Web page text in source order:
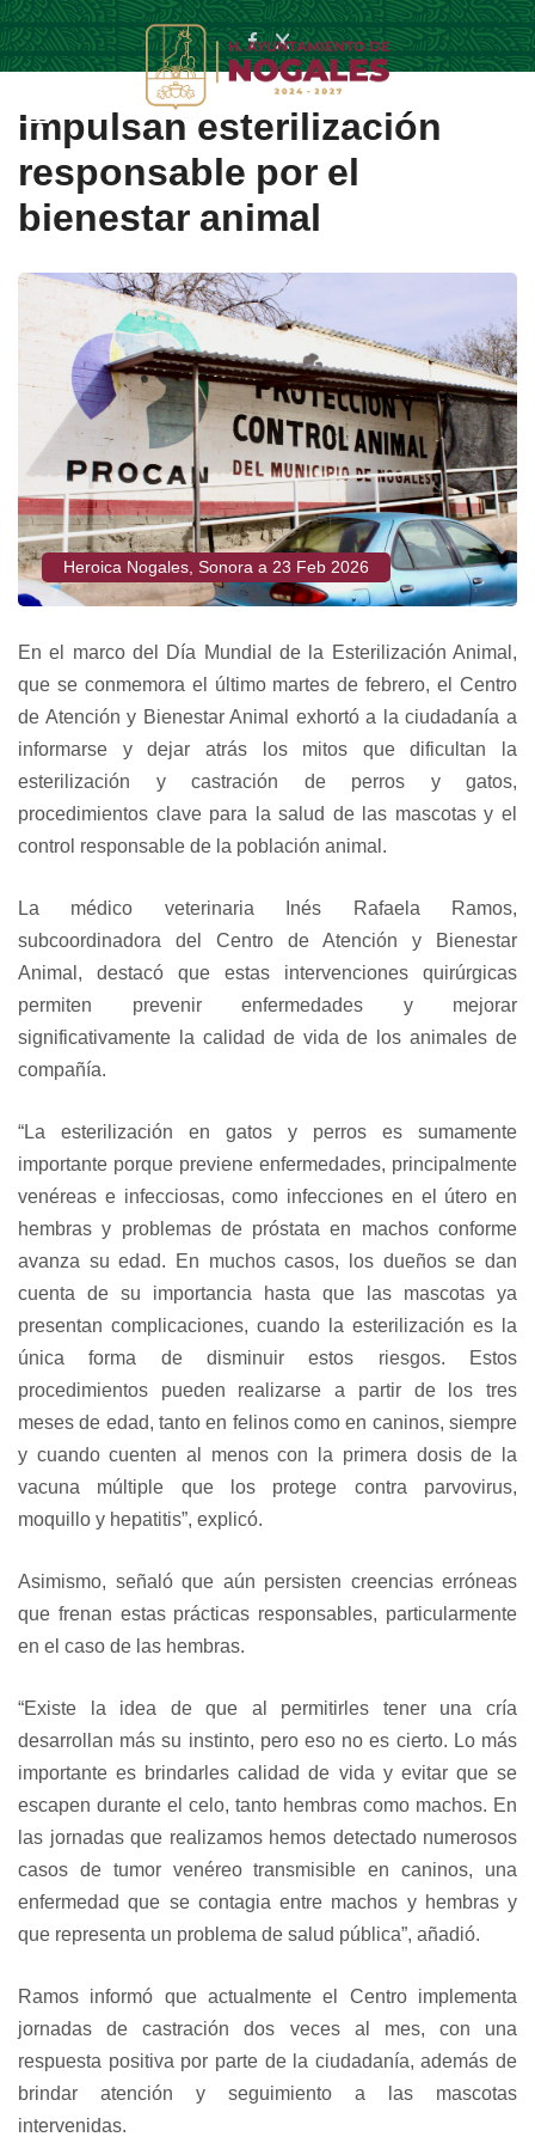
Impulsan esterilización
responsable por el
bienestar animal
Heroica Nogales, Sonora a 23 Feb 2026
En el marco del Día Mundial de la Esterilización Animal,
que se conmemora el último martes de febrero, el Centro
de Atención y Bienestar Animal exhortó a la ciudadanía a
informarse y dejar atrás los mitos que dificultan la
esterilización y castración de perros y gatos,
procedimientos clave para la salud de las mascotas y el
control responsable de la población animal.
La médico veterinaria Inés Rafaela Ramos,
subcoordinadora del Centro de Atención y Bienestar
Animal, destacó que estas intervenciones quirúrgicas
permiten prevenir enfermedades y mejorar
significativamente la calidad de vida de los animales de
compañía.
“La esterilización en gatos y perros es sumamente
importante porque previene enfermedades, principalmente
venéreas e infecciosas, como infecciones en el útero en
hembras y problemas de próstata en machos conforme
avanza su edad. En muchos casos, los dueños se dan
cuenta de su importancia hasta que las mascotas ya
presentan complicaciones, cuando la esterilización es la
única forma de disminuir estos riesgos. Estos
procedimientos pueden realizarse a partir de los tres
meses de edad, tanto en felinos como en caninos, siempre
y cuando cuenten al menos con la primera dosis de la
vacuna múltiple que los protege contra parvovirus,
moquillo y hepatitis”, explicó.
Asimismo, señaló que aún persisten creencias erróneas
que frenan estas prácticas responsables, particularmente
en el caso de las hembras.
“Existe la idea de que al permitirles tener una cría
desarrollan más su instinto, pero eso no es cierto. Lo más
importante es brindarles calidad de vida y evitar que se
escapen durante el celo, tanto hembras como machos. En
las jornadas que realizamos hemos detectado numerosos
casos de tumor venéreo transmisible en caninos, una
enfermedad que se contagia entre machos y hembras y
que representa un problema de salud pública”, añadió.
Ramos informó que actualmente el Centro implementa
jornadas de castración dos veces al mes, con una
respuesta positiva por parte de la ciudadanía, además de
brindar atención y seguimiento a las mascotas
intervenidas.